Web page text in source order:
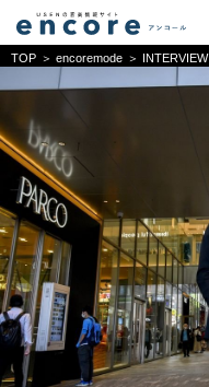
TOP encoremode INTERVIEW